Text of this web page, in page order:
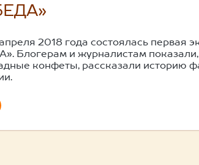
2018 года состоялась первая
Блогерам и журналистам
конфеты, рассказали историю